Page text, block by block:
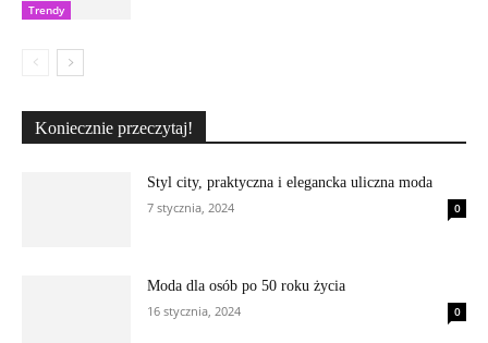
Trendy
Koniecznie przeczytaj!
Styl city, praktyczna i elegancka uliczna moda
7 stycznia, 2024
0
Moda dla osób po 50 roku życia
16 stycznia, 2024
0